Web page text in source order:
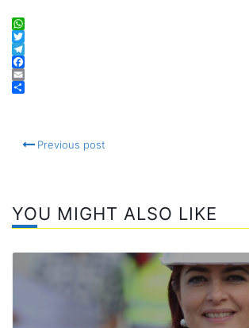
WhatsApp
Twitter
Telegram
Facebook
Email
Previous post
YOU MIGHT ALSO LIKE